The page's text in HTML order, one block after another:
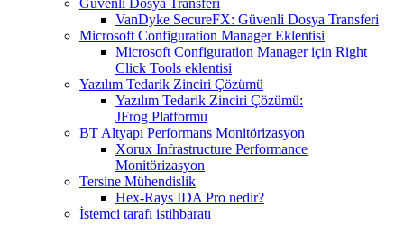
Güvenli Dosya Transferi
VanDyke SecureFX: Güvenli Dosya Transferi
Microsoft Configuration Manager Eklentisi
Microsoft Configuration Manager için Right
Click Tools eklentisi
Yazılım Tedarik Zinciri Çözümü
Yazılım Tedarik Zinciri Çözümü:
JFrog Platformu
BT Altyapı Performans Monitörizasyon
Xorux Infrastructure Performance
Monitörizasyon
Tersine Mühendislik
Hex-Rays IDA Pro nedir?
İstemci tarafı istihbaratı